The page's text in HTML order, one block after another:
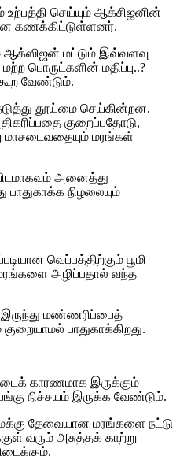
செய்யும் ஆக்சிஜனின்
கணக்கிட்டுள்ளனர்.
ஆக்ஸிஜன் மட்டும் இவ்வளவு
பொருட்களின் மதிப்பு..?
வேண்டும்.
தூய்மை செய்கின்றன.
குறைப்பதோடு,
மாசடைவதையும் மரங்கள்
அனைத்து
பாதுகாக்க நிழலையும்
வெப்பத்திற்கும் பூமி
அழிப்பதால் வந்த
மண்ணரிப்பைத்
பாதுகாக்கிறது.
காரணமாக இருக்கும்
நிச்சயம் இருக்க வேண்டும்.
தேவையான மரங்களை நட்டு
வரும் அசுத்தக் காற்று